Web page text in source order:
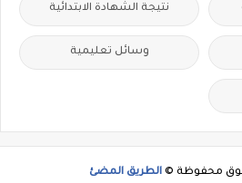
نتيجة الشهادة الابتدائية
وسائل تعليمية
محفوظة © الطريق المضئ